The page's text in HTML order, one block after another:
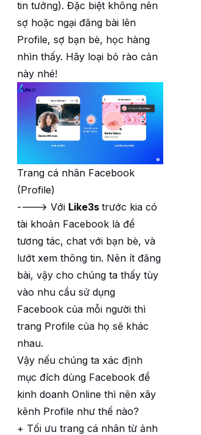
tin tưởng). Đặc biệt không nên
sợ hoặc ngại đăng bài lên
Profile, sợ bạn bè, học hàng
nhìn thấy. Hãy loại bỏ rào cản
này nhé!
Trang cá nhân Facebook
(Profile)
----> Với Like3s trước kia có
tài khoản Facebook là để
tương tác, chat với bạn bè, và
lướt xem thông tin. Nên ít đăng
bài, vậy cho chúng ta thấy tùy
vào nhu cầu sử dụng
Facebook của mỗi người thì
trang Profile của họ sẽ khác
nhau.
Vậy nếu chúng ta xác định
mục đích dùng Facebook để
kinh doanh Online thì nên xây
kênh Profile như thế nào?
+ Tối ưu trang cá nhân từ ảnh